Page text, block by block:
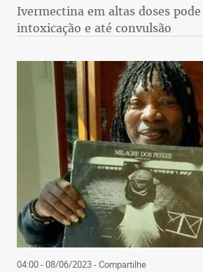
Ivermectina em altas doses pode
intoxicação e até convulsão
04:00 - 08/06/2023- Compartilhe